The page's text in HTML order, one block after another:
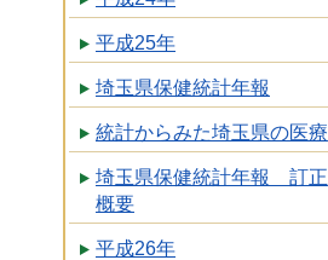
平成25年
埼玉県保健統計年報
統計からみた埼玉県の医療
埼玉県保健統計年報 訂正
概要
平成26年